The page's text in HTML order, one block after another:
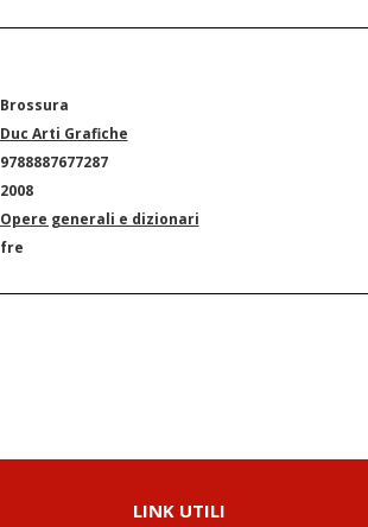
Brossura
Duc Arti Grafiche
9788887677287
2008
Opere generali e dizionari
fre
LINK UTILI